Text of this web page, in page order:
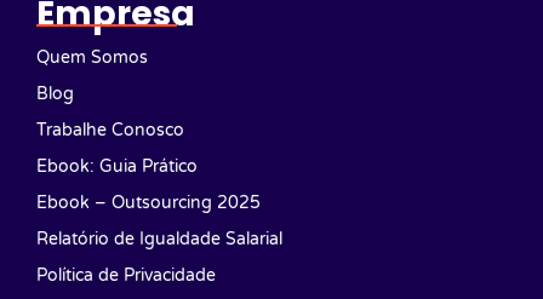
Empresa
Quem Somos
Blog
Trabalhe Conosco
Ebook: Guia Prático
Ebook – Outsourcing 2025
Relatório de Igualdade Salarial
Política de Privacidade